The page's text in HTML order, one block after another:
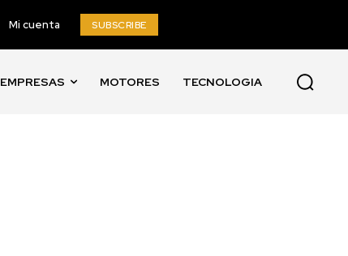
Mi cuenta SUBSCRIBE
EMPRESAS MOTORES TECNOLOGIA